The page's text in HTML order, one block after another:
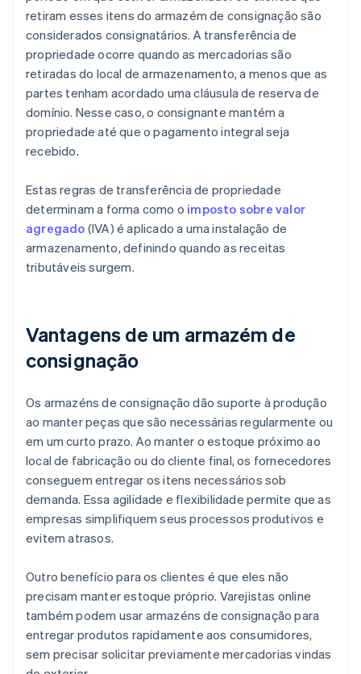
retiram esses itens do armazém de consignação são
considerados consignatários. A transferência de
propriedade ocorre quando as mercadorias são
retiradas do local de armazenamento, a menos que as
partes tenham acordado uma cláusula de reserva de
domínio. Nesse caso, o consignante mantém a
propriedade até que o pagamento integral seja
recebido.
Estas regras de transferência de propriedade
determinam a forma como o imposto sobre valor
agregado (IVA) é aplicado a uma instalação de
armazenamento, definindo quando as receitas
tributáveis surgem.
Vantagens de um armazém de
consignação
Os armazéns de consignação dão suporte à produção
ao manter peças que são necessárias regularmente ou
em um curto prazo. Ao manter o estoque próximo ao
local de fabricação ou do cliente final, os fornecedores
conseguem entregar os itens necessários sob
demanda. Essa agilidade e flexibilidade permite que as
empresas simplifiquem seus processos produtivos e
evitem atrasos.
Outro benefício para os clientes é que eles não
precisam manter estoque próprio. Varejistas online
também podem usar armazéns de consignação para
entregar produtos rapidamente aos consumidores,
sem precisar solicitar previamente mercadorias vindas